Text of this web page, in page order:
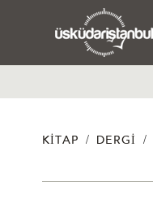
KITAP / DERGI /